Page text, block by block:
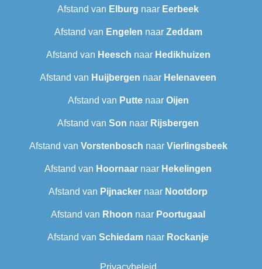
Afstand van Elburg naar Eerbeek
Afstand van Engelen naar Zeddam
Afstand van Heesch naar Hedikhuizen
Afstand van Huijbergen naar Helenaveen
Afstand van Puttenaar Oijen
Afstand van Son naar Rijsbergen
Afstand van Vorstenbosch naar Vierlingsbeek
Afstand van Hoornaar naar Hekelingen
Afstand van Pijnacker naar Nootdorp
Afstand van Rhoon naar Poortugaal
Afstand van Schiedam naar Rockanje